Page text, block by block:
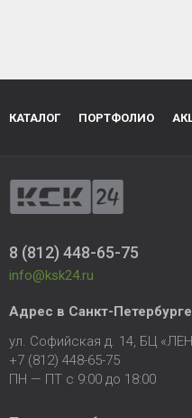
КАТАЛОГ ПОРТФОЛИО
8 (812) 448-65-75
info@ksk24.ru
Адрес в Санкт-Петербурге
ул. Софийская д. 14, БЦ
+7 (812) 448-65-75
ПН — ПТ с 9:00 до 18:00